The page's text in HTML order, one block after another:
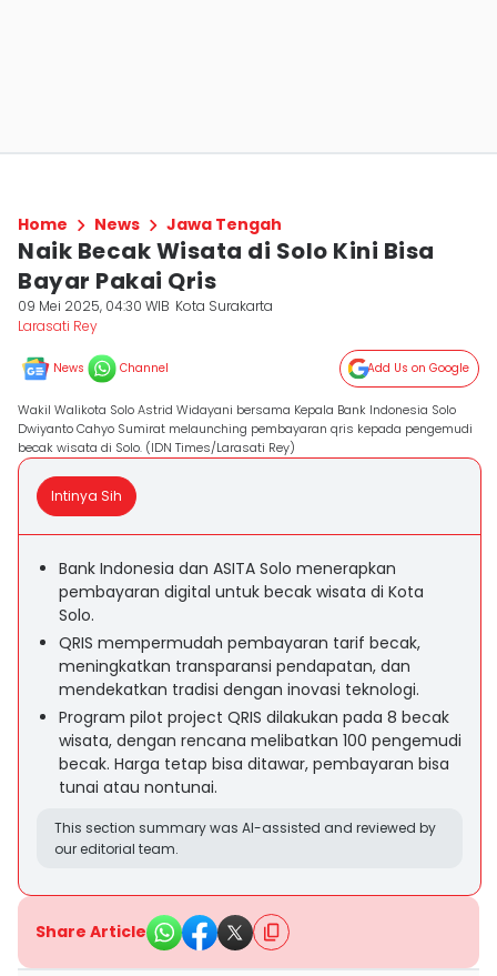
Home News Jawa Tengah
Naik Becak Wisata di Solo Kini Bisa
Bayar Pakai Qris
09 Mei 2025, 04:30 WIB Kota Surakarta
Larasati Rey
News Channel Add Us on Google
Wakil Walikota Solo Astrid Widayani bersama Kepala Bank Indonesia Solo
Dwiyanto Cahyo Sumirat melaunching pembayaran qris kepada pengemudi
becak wisata di Solo. (IDN Times/Larasati Rey)
Intinya Sih
Bank Indonesia dan ASITA Solo menerapkan
pembayaran digital untuk becak wisata di Kota
Solo.
QRIS mempermudah pembayaran tarif becak,
meningkatkan transparansi pendapatan, dan
mendekatkan tradisi dengan inovasi teknologi.
Program pilot project QRIS dilakukan pada 8 becak
wisata, dengan rencana melibatkan 100 pengemudi
becak. Harga tetap bisa ditawar, pembayaran bisa
tunai atau nontunai.
This section summary was AI-assisted and reviewed by
our editorial team.
Share Article